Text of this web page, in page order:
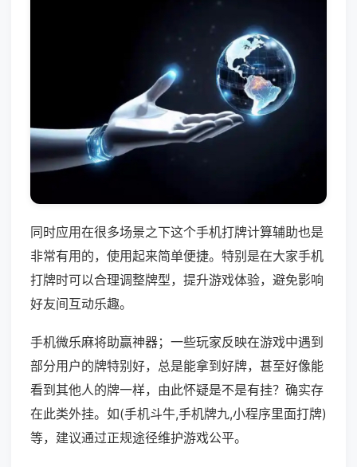
同时应用在很多场景之下这个手机打牌计算辅助也是
非常有用的，使用起来简单便捷。特别是在大家手机
打牌时可以合理调整牌型，提升游戏体验，避免影响
好友间互动乐趣。
手机微乐麻将助赢神器；一些玩家反映在游戏中遇到
部分用户的牌特别好，总是能拿到好牌，甚至好像能
看到其他人的牌一样，由此怀疑是不是有挂？确实存
在此类外挂。如(手机斗牛,手机牌九,小程序里面打牌)
等，建议通过正规途径维护游戏公平。